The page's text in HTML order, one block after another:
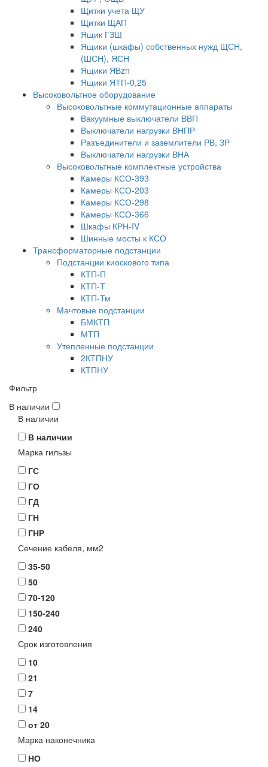
Щитки учета ЩУ
Щитки ЩАП
Ящик ГЗШ
Ящики (шкафы) собственных нужд ЩСН,
(ШСН), ЯСН
Ящики ЯВzn
Ящики ЯТП-0,25
Высоковольтное оборудование
Высоковольтные коммутационные аппараты
Вакуумные выключатели ВВП
Выключатели нагрузки ВНПР
Разъединители и заземлители РВ, ЗР
Выключатели нагрузки ВНА
Высоковольтные комплектные устройства
Камеры КСО-393
Камеры КСО-203
Камеры КСО-298
Камеры КСО-366
Шкафы КРН-IV
Шинные мосты к КСО
Трансформаторные подстанции
Подстанции киоскового типа
КТП-П
КТП-Т
КТП-Тм
Мачтовые подстанции
БМКТП
МТП
Утепленные подстанции
2КТПНУ
КТПНУ
Фильтр
В наличии
В наличии
В наличии
Марка гильзы
ГС
ГО
ГД
ГН
ГНР
Сечение кабеля, мм2
35-50
50
70-120
150-240
240
Срок изготовления
10
21
7
14
от 20
Марка наконечника
НО